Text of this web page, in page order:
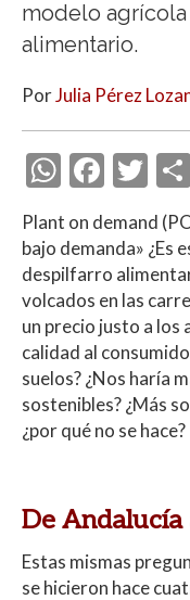
modelo
alimentario.
PorJulia Pérez
W
at
s
A
p
p
F
e
b
o
o
k
T
w
itt
er
Plant on demand
bajo demanda» ¿Es
despilfarro
volcados en las
un precio justo a
calidad al
suelos? ¿Nos haría
sostenibles? ¿Más
¿por qué no se hace?
De
Estas mismas
se hicieron hace